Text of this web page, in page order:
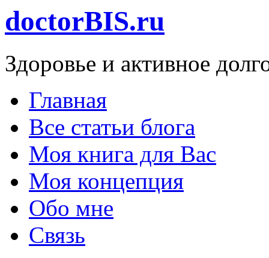
doctorBIS.ru
Здоровье и активное
Главная
Все статьи блога
Моя книга для Вас
Моя концепция
Обо мне
Связь